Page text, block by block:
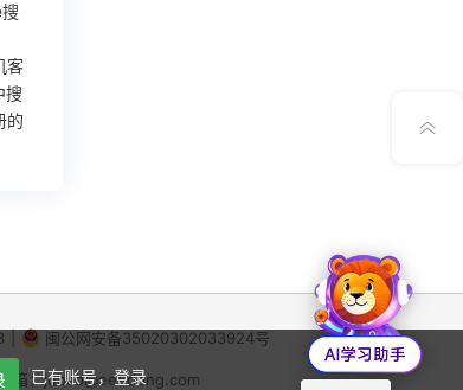
客
搜
的
闽公网安备35020302033924号
箱：jubao@eeedong.com
已有账号，登录
X